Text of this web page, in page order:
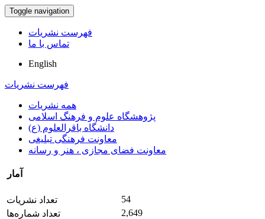
Toggle navigation
فهرست نشریات
تماس با ما
English
فهرست نشریات
همه نشریات
پژوهشگاه علوم و فرهنگ اسلامی
دانشگاه باقرالعلوم (ع)
معاونت فرهنگی تبلیغی
معاونت فضای مجازی ، هنر و رسانه
آمار
تعداد نشریات
54
تعداد شماره‌ها
2,649